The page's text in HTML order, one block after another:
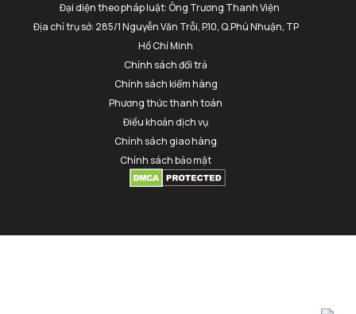
Đại diện theo pháp luật: Ông Trương Thanh Viện
Địa chỉ trụ sở: 285/1 Nguyễn Văn Trỗi, P.10, Q.Phú Nhuận, TP
Hồ Chí Minh
Chính sách đổi trả
Chính sách kiểm hàng
Phương thức thanh toán
Điều khoản dịch vụ
Chính sách giao hàng
Chính sách bảo mật